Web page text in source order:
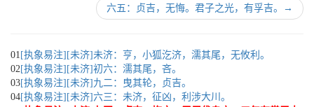
六五：贞吉，无悔。君子之光，有孚吉。 →
01 [执象易注][未济]未济：亨，小狐汔济，濡其尾，无攸利。
02[执象易注][未济]初六：濡其尾，吝。
03[执象易注][未济]九二：曳其轮，贞吉。
04[执象易注][未济]六三：未济，征凶，利涉大川。